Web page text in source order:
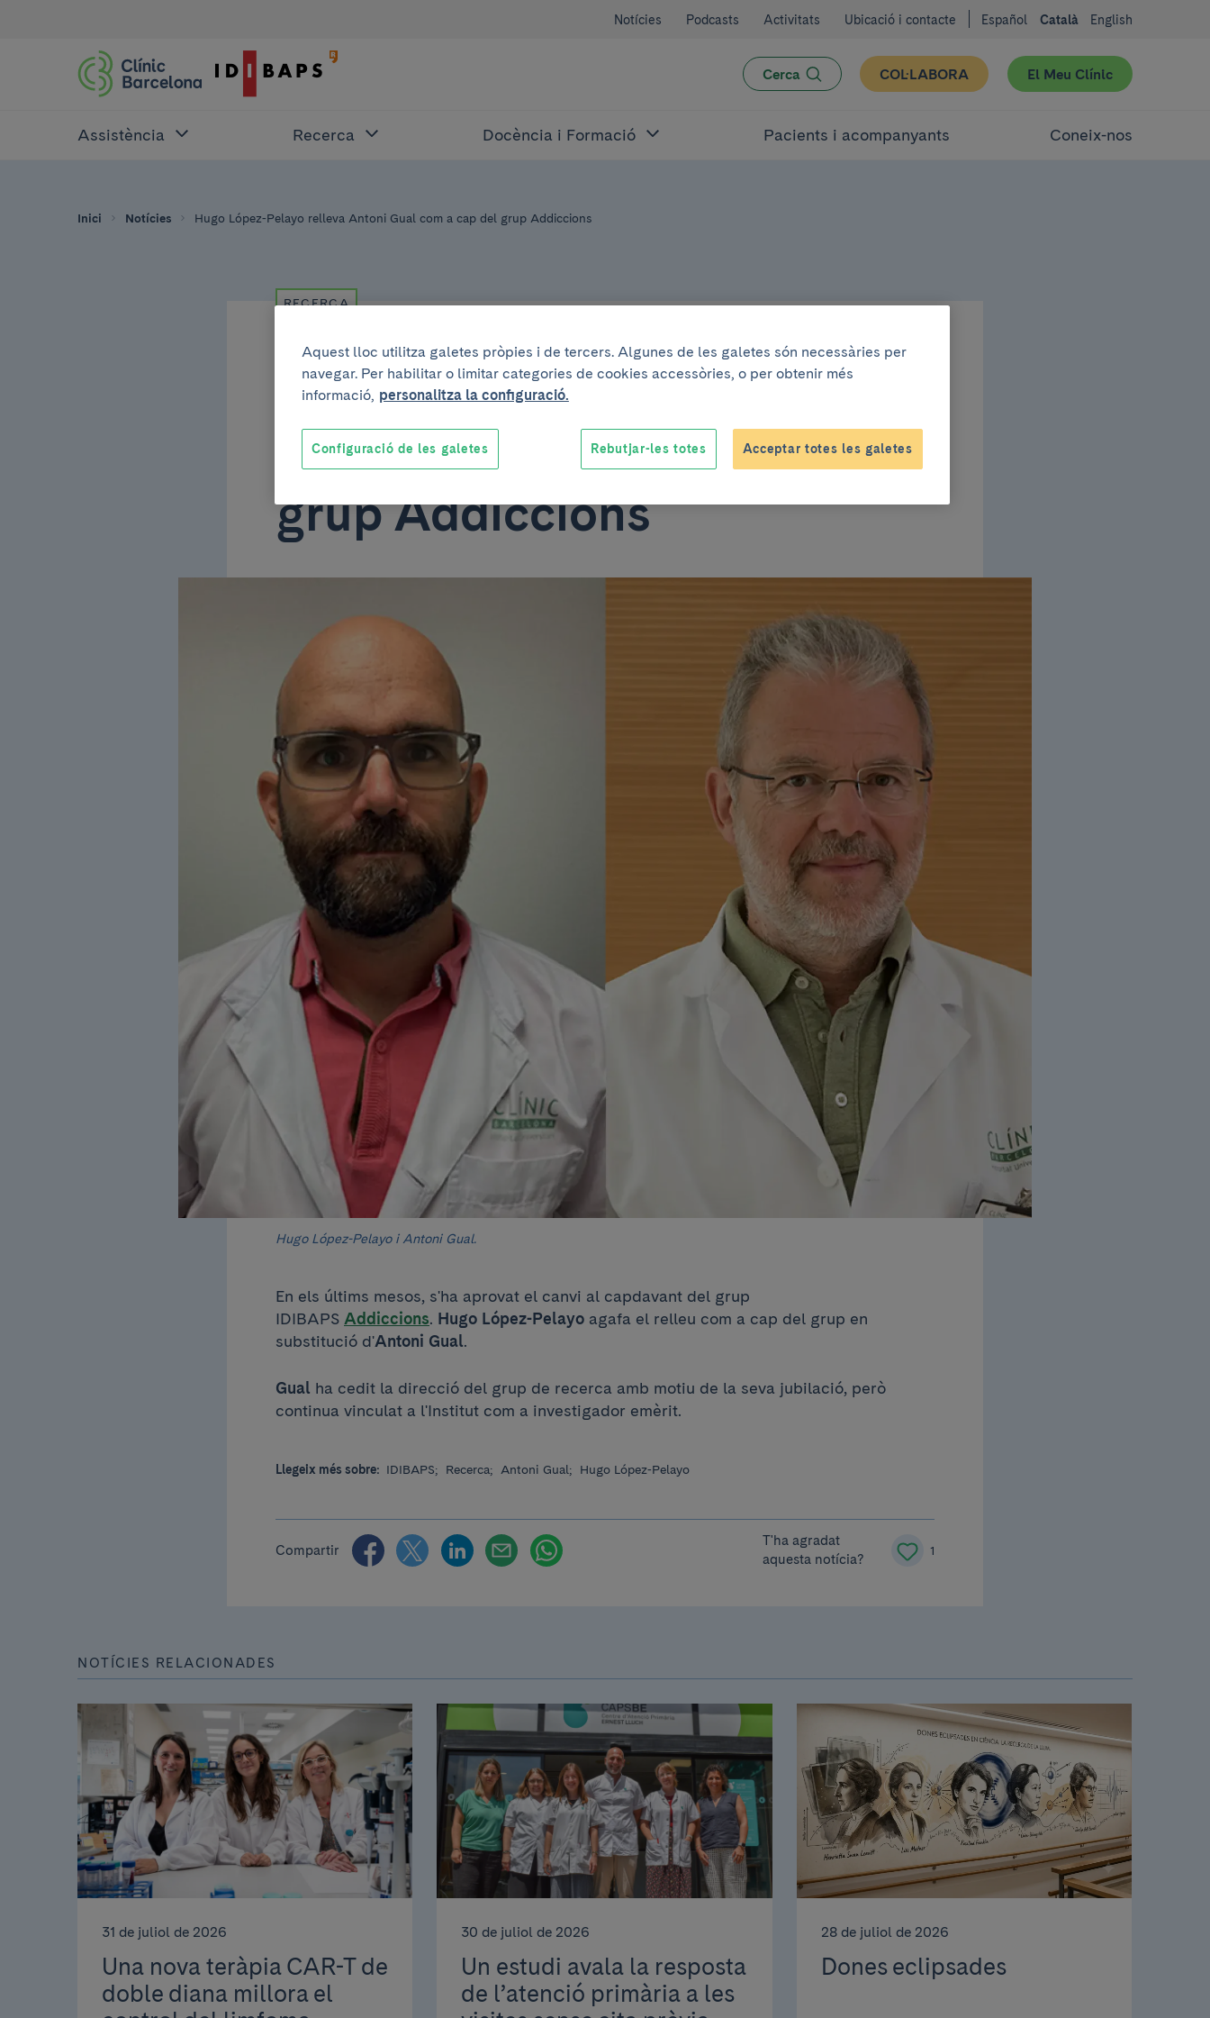
Notícies Podcasts Activitats Ubicació i contacte Español Català English
Cerca COL·LABORA El Meu Clínic
Assistència Recerca Docència i Formació Pacients i acompanyants Coneix-nos
Inici Notícies Hugo López-Pelayo relleva Antoni Gual com a cap del grup Addiccions
RECERCA
7 d’octubre de 2022
Hugo López-Pelayo relleva
Antoni Gual com a cap del
grup Addiccions
Hugo López-Pelayo i Antoni Gual.
En els últims mesos, s'ha aprovat el canvi al capdavant del grup
IDIBAPS Addiccions. Hugo López-Pelayo agafa el relleu com a cap del grup en
substitució d'Antoni Gual.
Gual ha cedit la direcció del grup de recerca amb motiu de la seva jubilació, però
continua vinculat a l'Institut com a investigador emèrit.
Llegeix més sobre: IDIBAPS; Recerca; Antoni Gual; Hugo López-Pelayo
Compartir
T'ha agradat
aquesta notícia?
1
NOTÍCIES RELACIONADES
31 de juliol de 2026
Una nova teràpia CAR-T de
doble diana millora el
30 de juliol de 2026
Un estudi avala la resposta
de l’atenció primària a les
28 de juliol de 2026
Dones eclipsades
Aquest lloc utilitza galetes pròpies i de tercers. Algunes de les galetes són necessàries per
navegar. Per habilitar o limitar categories de cookies accessòries, o per obtenir més
informació, personalitza la configuració.
Rebutjar-les totes Acceptar totes les galetes
Configuració de les galetes